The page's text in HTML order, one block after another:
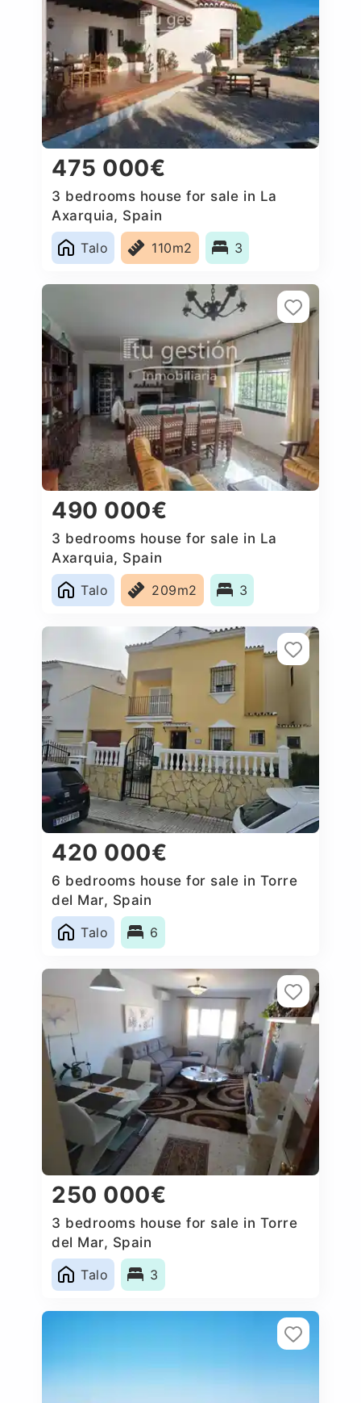
475 000€
3 bedrooms house for sale in La
Axarquia, Spain
Talo
110m2 3
490 000€
3 bedrooms house for sale in La
Axarquia, Spain
Talo
209m2 3
420 000€
6 bedrooms house for sale in Torre
del Mar, Spain
Talo
6
250 000€
3 bedrooms house for sale in Torre
del Mar, Spain
Talo
3